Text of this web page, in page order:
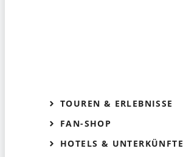
TOUREN & ERLEBNISSE
FAN-SHOP
HOTELS & UNTERKÜNFTE